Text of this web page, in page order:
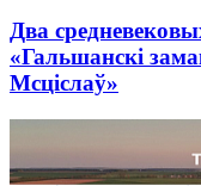
Два
«Гальшанскі
Мсціслаў»